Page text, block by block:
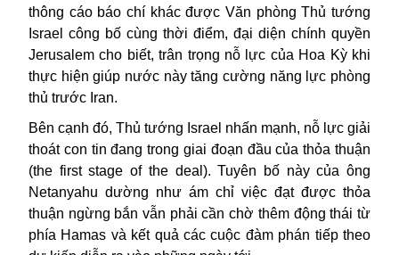
thông cáo báo chí khác được Văn phòng Thủ tướng
Israel công bố cùng thời điểm, đại diện chính quyền
Jerusalem cho biết, trân trọng nỗ lực của Hoa Kỳ khi
thực hiện giúp nước này tăng cường năng lực phòng
thủ trước Iran.
Bên cạnh đó, Thủ tướng Israel nhấn mạnh, nỗ lực giải
thoát con tin đang trong giai đoạn đầu của thỏa thuận
(the first stage of the deal).Tuyên bố này của ông
Netanyahu dường như ám chỉ việc đạt được thỏa
thuận ngừng bắn vẫn phải cần chờ thêm động thái từ
phía Hamas và kết quả các cuộc đàm phán tiếp theo